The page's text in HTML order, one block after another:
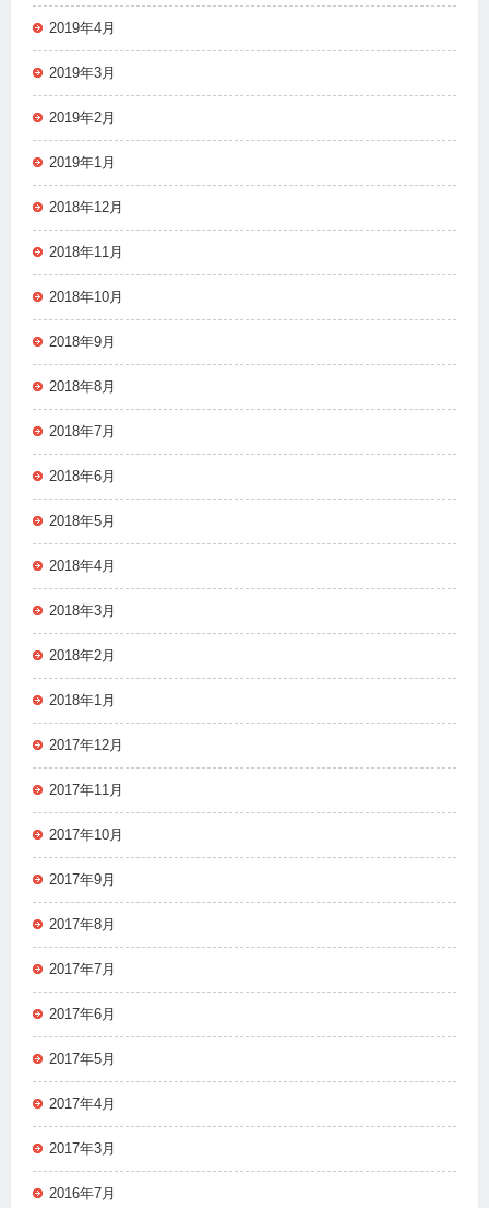
2019年4月
2019年3月
2019年2月
2019年1月
2018年12月
2018年11月
2018年10月
2018年9月
2018年8月
2018年7月
2018年6月
2018年5月
2018年4月
2018年3月
2018年2月
2018年1月
2017年12月
2017年11月
2017年10月
2017年9月
2017年8月
2017年7月
2017年6月
2017年5月
2017年4月
2017年3月
2016年7月